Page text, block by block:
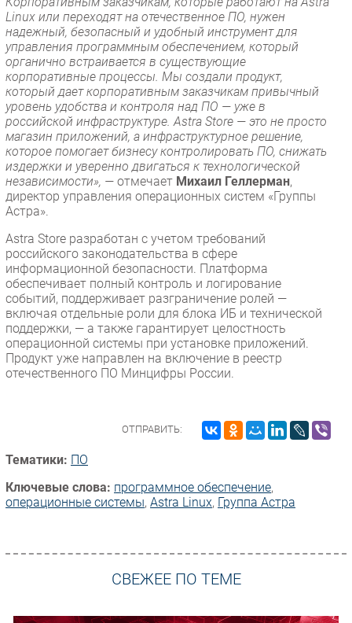
Linux или переходят на отечественное ПО, нужен
надежный, безопасный и удобный инструмент для
управления программным обеспечением, который
органично встраивается в существующие
корпоративные процессы. Мы создали продукт,
который дает корпоративным заказчикам привычный
уровень удобства и контроля над ПО — уже в
российской инфраструктуре. Astra Store — это не просто
магазин приложений, а инфраструктурное решение,
которое помогает бизнесу контролировать ПО, снижать
издержки и уверенно двигаться к технологической
независимости», — отмечает Михаил Геллерман,
директор управления операционных систем «Группы
Астра».
Astra Store разработан с учетом требований
российского законодательства в сфере
информационной безопасности. Платформа
обеспечивает полный контроль и логирование
событий, поддерживает разграничение ролей —
включая отдельные роли для блока ИБ и технической
поддержки, — а также гарантирует целостность
операционной системы при установке приложений.
Продукт уже направлен на включение в реестр
отечественного ПО Минцифры России.
ОТПРАВИТЬ:
Тематики: ПО
Ключевые слова: программное обеспечение,
операционные системы, Astra Linux, Группа Астра
СВЕЖЕЕ ПО ТЕМЕ